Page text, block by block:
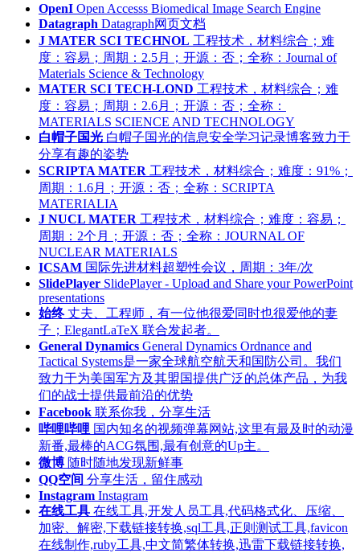
OpenI Open Accesss Biomedical Image Search Engine
Datagraph Datagraph网页文档
J MATER SCI TECHNOL 工程技术，材料综合；难
度：容易；周期：2.5月；开源：否；全称：Journal of
Materials Science & Technology
MATER SCI TECH-LOND 工程技术，材料综合；难
度：容易；周期：2.6月；开源：否；全称：
MATERIALS SCIENCE AND TECHNOLOGY
白帽子国光 白帽子国光的信息安全学习记录博客致力于
分享有趣的姿势
SCRIPTA MATER 工程技术，材料综合；难度：91%；
周期：1.6月；开源：否；全称：SCRIPTA
MATERIALIA
J NUCL MATER 工程技术，材料综合；难度：容易；
周期：2个月；开源：否；全称：JOURNAL OF
NUCLEAR MATERIALS
ICSAM 国际先进材料超塑性会议，周期：3年/次
SlidePlayer SlidePlayer - Upload and Share your PowerPoint
presentations
始终丈夫、工程师，有一位他很爱同时也很爱他的妻
子；ElegantLaTeX 联合发起者。
General Dynamics General Dynamics Ordnance and
Tactical Systems是一家全球航空航天和国防公司。我们
致力于为美国军方及其盟国提供广泛的总体产品，为我
们的战士提供最前沿的优势
Facebook 联系你我，分享生活
哔哩哔哩 国内知名的视频弹幕网站,这里有最及时的动漫
新番,最棒的ACG氛围,最有创意的Up主。
微博 随时随地发现新鲜事
QQ空间 分享生活，留住感动
Instagram Instagram
在线工具 在线工具,开发人员工具,代码格式化、压缩、
加密、解密,下载链接转换,sql工具,正则测试工具,favicon
在线制作,ruby工具,中文简繁体转换,迅雷下载链接转换,